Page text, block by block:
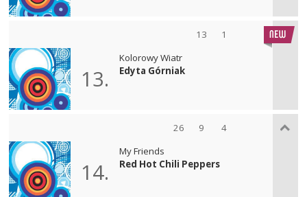
13 1
13.
Kolorowy Wiatr
Edyta Górniak
26 9 4
14.
My Friends
Red Hot Chili Peppers